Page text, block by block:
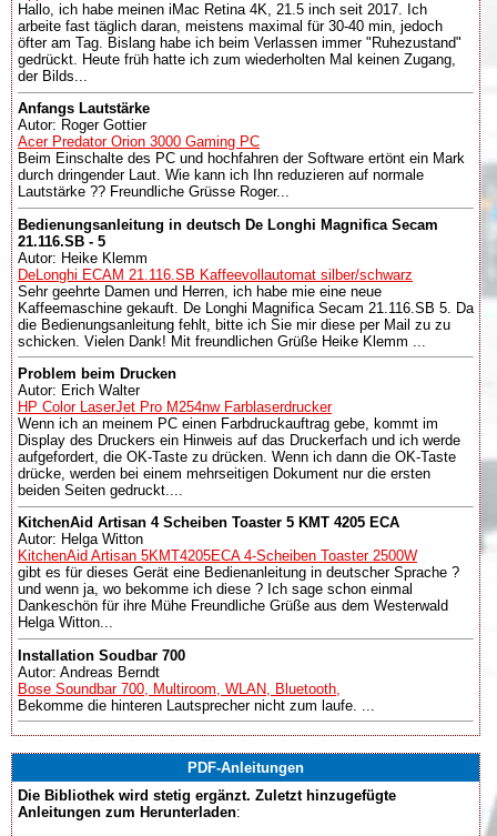
Hallo, ich habe meinen iMac Retina 4K, 21.5 inch seit 2017. Ich
arbeite fast täglich daran, meistens maximal für 30-40 min, jedoch
öfter am Tag. Bislang habe ich beim Verlassen immer "Ruhezustand"
gedrückt. Heute früh hatte ich zum wiederholten Mal keinen Zugang,
der Bilds...
Anfangs Lautstärke
Autor: Roger Gottier
Acer Predator Orion 3000 Gaming PC
Beim Einschalte des PC und hochfahren der Software ertönt ein Mark
durch dringender Laut. Wie kann ich Ihn reduzieren auf normale
Lautstärke ?? Freundliche Grüsse Roger...
Bedienungsanleitung in deutsch De Longhi Magnifica Secam
21.116.SB - 5
Autor: Heike Klemm
DeLonghi ECAM 21.116.SB Kaffeevollautomat silber/schwarz
Sehr geehrte Damen und Herren, ich habe mie eine neue
Kaffeemaschine gekauft. De Longhi Magnifica Secam 21.116.SB 5. Da
die Bedienungsanleitung fehlt, bitte ich Sie mir diese per Mail zu zu
schicken. Vielen Dank! Mit freundlichen Grüße Heike Klemm ...
Problem beim Drucken
Autor: Erich Walter
HP Color LaserJet Pro M254nw Farblaserdrucker
Wenn ich an meinem PC einen Farbdruckauftrag gebe, kommt im
Display des Druckers ein Hinweis auf das Druckerfach und ich werde
aufgefordert, die OK-Taste zu drücken. Wenn ich dann die OK-Taste
drücke, werden bei einem mehrseitigen Dokument nur die ersten
beiden Seiten gedruckt....
KitchenAid Artisan 4 Scheiben Toaster 5 KMT 4205 ECA
Autor: Helga Witton
KitchenAid Artisan 5KMT4205ECA 4-Scheiben Toaster 2500W
gibt es für dieses Gerät eine Bedienanleitung in deutscher Sprache ?
und wenn ja, wo bekomme ich diese ? Ich sage schon einmal
Dankeschön für ihre Mühe Freundliche Grüße aus dem Westerwald
Helga Witton...
Installation Soudbar 700
Autor: Andreas Berndt
Bose Soundbar 700, Multiroom, WLAN, Bluetooth,
Bekomme die hinteren Lautsprecher nicht zum laufe. ...
PDF-Anleitungen
Die Bibliothek wird stetig ergänzt. Zuletzt hinzugefügte
Anleitungen zum Herunterladen: